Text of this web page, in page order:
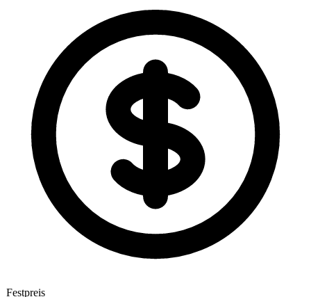
Festpreis